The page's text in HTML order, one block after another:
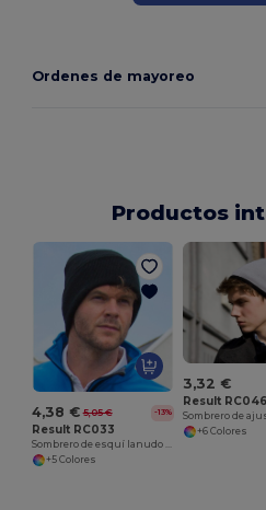
Ordenes de mayoreo
Productos
4,38 € 5,05 € -13%
Result RC033
+5 Colores
3,32 €
Result RC046
+6 Colores